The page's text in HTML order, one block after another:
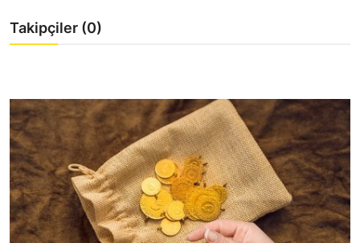
DİĞER ALTINLAR
Takipçiler (0)